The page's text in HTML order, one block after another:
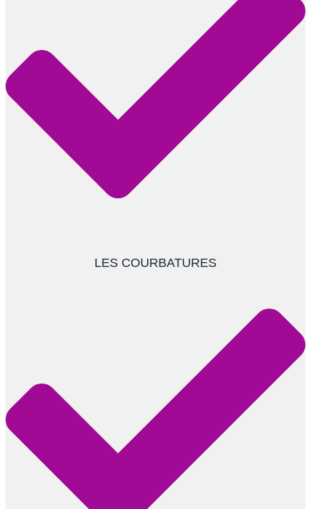
LES COURBATURES